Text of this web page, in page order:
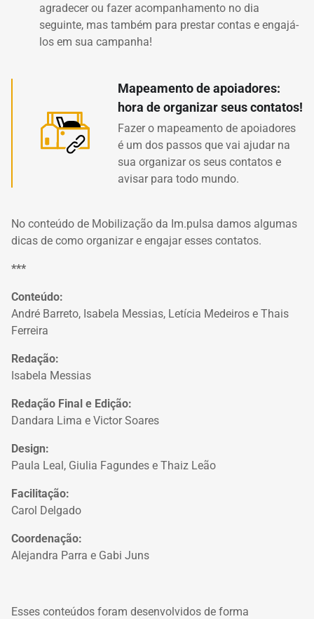
agradecer ou fazer acompanhamento no dia
seguinte, mas também para prestar contas e engajá-
los em sua campanha!
Mapeamento de apoiadores:
hora de organizar seus contatos!
Fazer o mapeamento de apoiadores
é um dos passos que vai ajudar na
sua organizar os seus contatos e
avisar para todo mundo.
No conteúdo de Mobilização da Im.pulsa damos algumas
dicas de como organizar e engajar esses contatos.
***
Conteúdo:
André Barreto, Isabela Messias, Letícia Medeiros e Thais
Ferreira
Redação:
Isabela Messias
Redação Final e Edição:
Dandara Lima e Victor Soares
Design:
Paula Leal, Giulia Fagundes e Thaiz Leão
Facilitação:
Carol Delgado
Coordenação:
Alejandra Parra e Gabi Juns
Esses conteúdos foram desenvolvidos de forma